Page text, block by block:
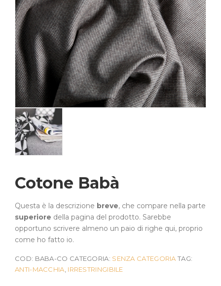
Cotone Babà
Questa è la descrizione breve, che compare nella parte
superiore della pagina del prodotto. Sarebbe
opportuno scrivere almeno un paio di righe qui, proprio
come ho fatto io.
COD: BABA-CO CATEGORIA: SENZA CATEGORIA TAG:
ANTI-MACCHIA IRRESTRINGIBILE